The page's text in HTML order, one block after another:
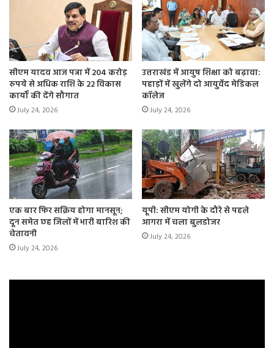
होली के कारण बैंक बंद रहेंगे।
29 से लेकर 31 मार्च तक बैंक बंद
29 मार्च को गुड फ्राइडे के कारण बैंक बंद रहेंगे, 30 मार्च कौ
महीने का चौथा यानी आखिरी शनिवार होने के कारण देशभर में
बैंकों में काम नहीं होगा। 31 मार्च को रविवार होने के कारण बैंकों
सीएम यादव आज पन्ना में 204 करोड़
रुपये से अधिक राशि के 22 विकास
कार्यों की देंगे सौगात
July 24, 2026
उत्तराखंड में आयुष शिक्षा को बढ़ावा:
पहाड़ों में खुलेंगे दो आयुर्वेद मेडिकल
कॉलेज
July 24, 2026
एक बार फिर सक्रिय होगा मानसून;
दून समेत छह जिलों में भारी बारिश की
चेतावनी
July 24, 2026
यूपी: सीएम योगी के दौरे से पहले
आगरा में चला बुलडोजर
July 24, 2026